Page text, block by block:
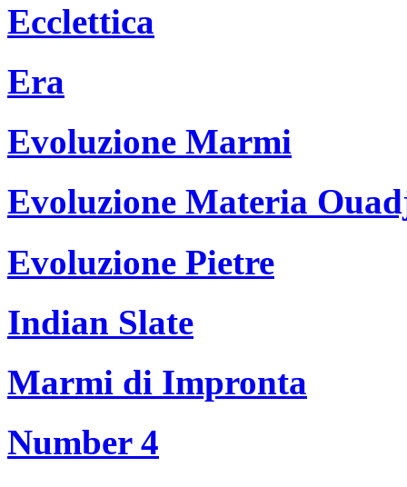
Ecclettica
Era
Evoluzione Marmi
Evoluzione Materia
Evoluzione Pietre
Indian Slate
Marmi di Impronta
Number 4